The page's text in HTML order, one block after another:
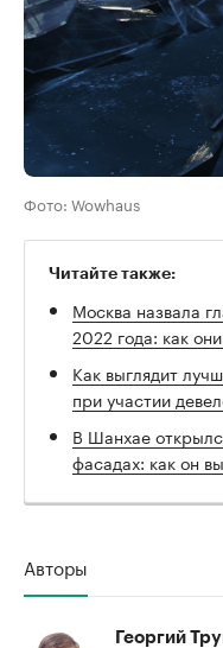
Фото: Wowhaus
Читайте также:
Москва назвала
2022 года: как
Как выглядит
при участии
В Шанхае
фасадах: как он
Авторы
Георгий